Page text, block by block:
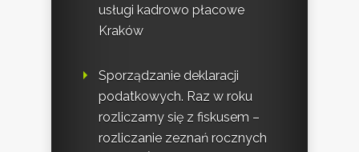
usługi kadrowo płacowe
Kraków
Sporządzanie deklaracji
podatkowych. Raz w roku
rozliczamy się z fiskusem –
rozliczanie zeznań rocznych